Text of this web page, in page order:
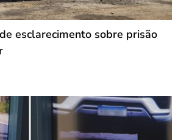
esclarecimento sobre prisão